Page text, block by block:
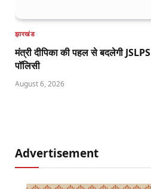
झारखंड
मंत्री दीपिका की पहल से बदलेगी
पॉलिसी
August 6, 2026
Advertisement